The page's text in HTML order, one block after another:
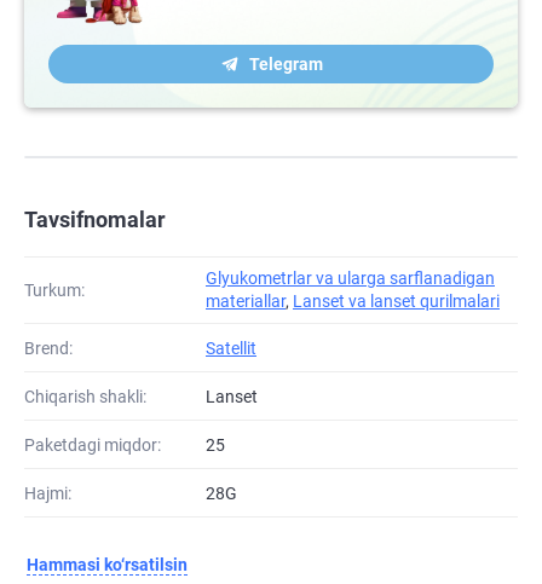
Telegram
Tavsifnomalar
Turkum:
Glyukometrlar va ularga sarflanadigan
materiallar, Lanset va lanset qurilmalari
Brend: Satellit
Chiqarish shakli: Lanset
Paketdagi miqdor: 25
Hajmi: 28G
Hammasi ko‘rsatilsin